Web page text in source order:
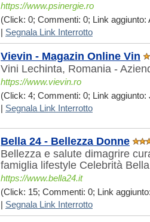
https://www.psinergie.ro
(Click: 0; Commenti: 0; Link aggiunto:
Segnala Link Interrotto
Vievin - Magazin Online Vin
Vini Lechinta, Romania -
https://www.vievin.ro
(Click: 4; Commenti: 0; Link aggiunto:
Segnala Link Interrotto
Bella 24 - Bellezza Donne
Bellezza e salute dimagrire
famiglia lifestyle Celebrità
https://www.bella24.it
(Click: 15; Commenti: 0; Link
Segnala Link Interrotto